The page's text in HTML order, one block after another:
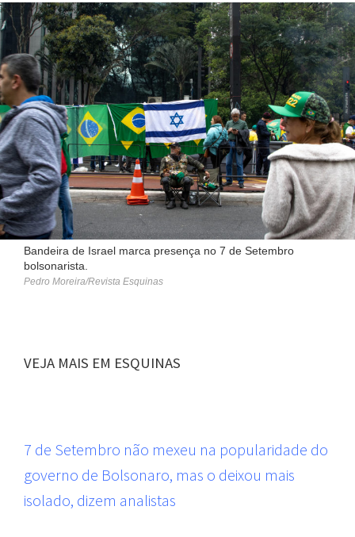
Bandeira de Israel marca presença no 7 de Setembro
bolsonarista.
Pedro Moreira/Revista Esquinas
VEJA MAIS EM ESQUINAS
7 de Setembro não mexeu na popularidade do
governo de Bolsonaro, mas o deixou mais
isolado, dizem analistas